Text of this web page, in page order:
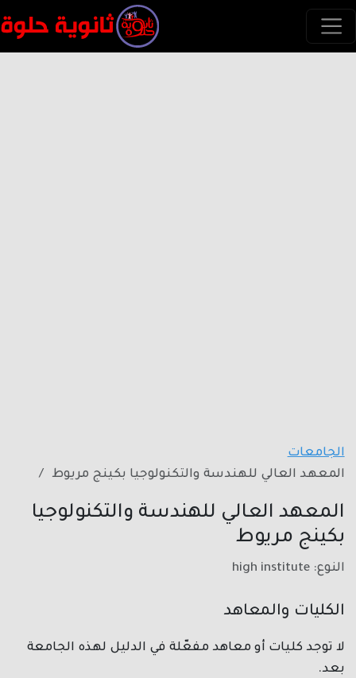
الجامعات
المعهد العالي للهندسة والتكنولوجيا بكينج مريوط
المعهد العالي للهندسة والتكنولوجيا
بكينج مريوط
النوع: high institute
الكليات والمعاهد
لا توجد كليات أو معاهد مفعّلة في الدليل لهذه الجامعة
بعد.